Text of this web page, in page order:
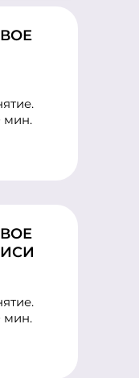
мин.
мин.